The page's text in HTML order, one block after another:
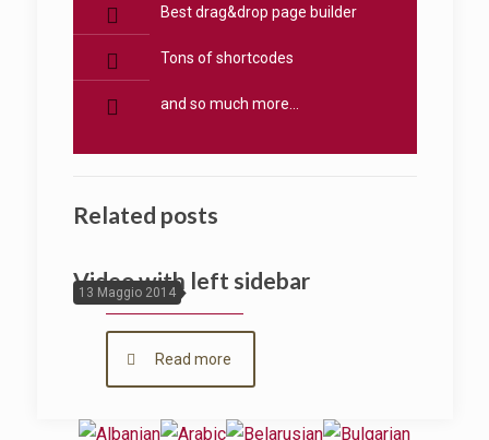
Best drag&drop page builder
Tons of shortcodes
and so much more...
Related posts
13 Maggio 2014
Video with left sidebar
Read more